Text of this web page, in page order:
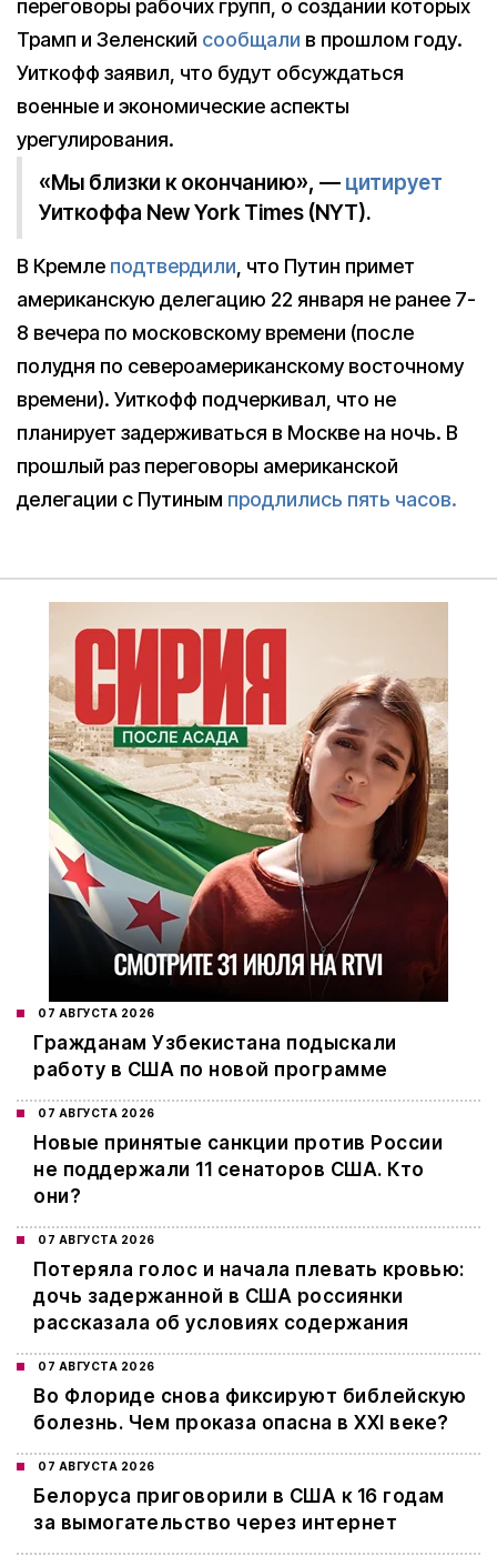
переговоры рабочих групп, о создании которых
Трамп и Зеленский сообщали в прошлом году.
Уиткофф заявил, что будут обсуждаться
военные и экономические аспекты
урегулирования.
«Мы близки к окончанию», — цитирует
Уиткоффа New York Times (NYT).
В Кремле подтвердили, что Путин примет
американскую делегацию 22 января не ранее 7-
8 вечера по московскому времени (после
полудня по североамериканскому восточному
времени). Уиткофф подчеркивал, что не
планирует задерживаться в Москве на ночь. В
прошлый раз переговоры американской
делегации с Путиным продлились пять часов.
07 АВГУСТА 2026
Гражданам Узбекистана подыскали
работу в США по новой программе
07 АВГУСТА 2026
Новые принятые санкции против России
не поддержали 11 сенаторов США. Кто
они?
07 АВГУСТА 2026
Потеряла голос и начала плевать кровью:
дочь задержанной в США россиянки
рассказала об условиях содержания
07 АВГУСТА 2026
Во Флориде снова фиксируют библейскую
болезнь. Чем проказа опасна в XXI веке?
07 АВГУСТА 2026
Белоруса приговорили в США к 16 годам
за вымогательство через интернет